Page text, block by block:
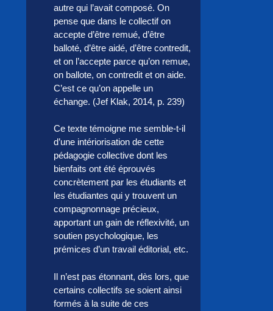
autre qui l’avait composé. On
pense que dans le collectif on
accepte d’être remué, d’être
balloté, d’être aidé, d’être contredit,
et on l’accepte parce qu’on remue,
on ballote, on contredit et on aide.
C’est ce qu’on appelle un
échange. (Jef Klak, 2014, p. 239)
Ce texte témoigne me semble-t-il
d’une intériorisation de cette
pédagogie collective dont les
bienfaits ont été éprouvés
concrètement par les étudiants et
les étudiantes qui y trouvent un
compagnonnage précieux,
apportant un gain de réflexivité, un
soutien psychologique, les
prémices d’un travail éditorial, etc.
Il n’est pas étonnant, dès lors, que
certains collectifs se soient ainsi
formés à la suite de ces